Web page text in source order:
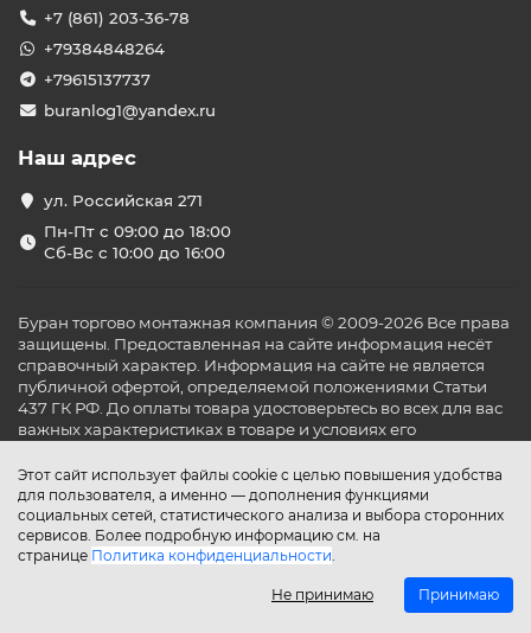
Этот сайт использует файлы cookie с целью повышения удобства
для пользователя, а именно — дополнения функциями
социальных сетей, статистического анализа и выбора сторонних
сервисов. Более подробную информацию см. на
странице Политика конфиденциальности.
Не принимаю Принимаю
+7 (861) 203-36-78
+79384848264
+79615137737
buranlog1@yandex.ru
Наш адрес
ул. Российская 271
Пн-Пт с 09:00 до 18:00
Сб-Вс с 10:00 до 16:00
Буран торгово монтажная компания © 2009-2026 Все права
защищены. Предоставленная на сайте информация несёт
справочный характер. Информация на сайте не является
публичной офертой, определяемой положениями Статьи
437 ГК РФ. До оплаты товара удостоверьтесь во всех для вас
важных характеристиках в товаре и условиях его